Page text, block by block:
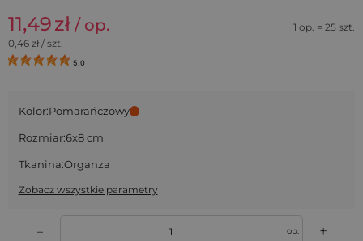
11,49zł / op.
1 op. = 25 szt.
0,46 zł / szt.
5.0
Kolor:Pomarańczowy
Rozmiar:6x8 cm
Tkanina:Organza
Zobacz wszystkie parametry
– op. +